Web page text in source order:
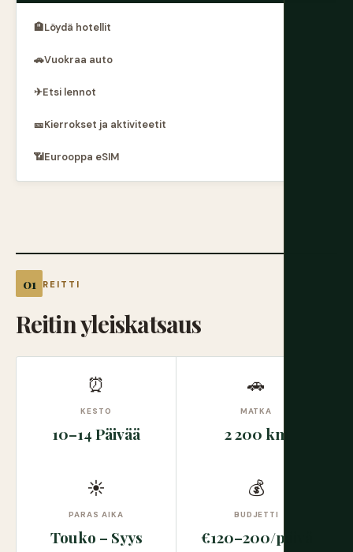
REITTI
Reitin yleiskatsaus
⏰
KESTO
10–14 Päivää
🚗
MATKA
2 200 km
☀
PARAS AIKA
Touko – Syys
💰
BUDJETTI
€120–200/päivä
🏨Löydä hotellit
🚗Vuokraa auto
✈Etsi lennot
🎫Kierrokset ja aktiviteetit
📶Eurooppa eSIM